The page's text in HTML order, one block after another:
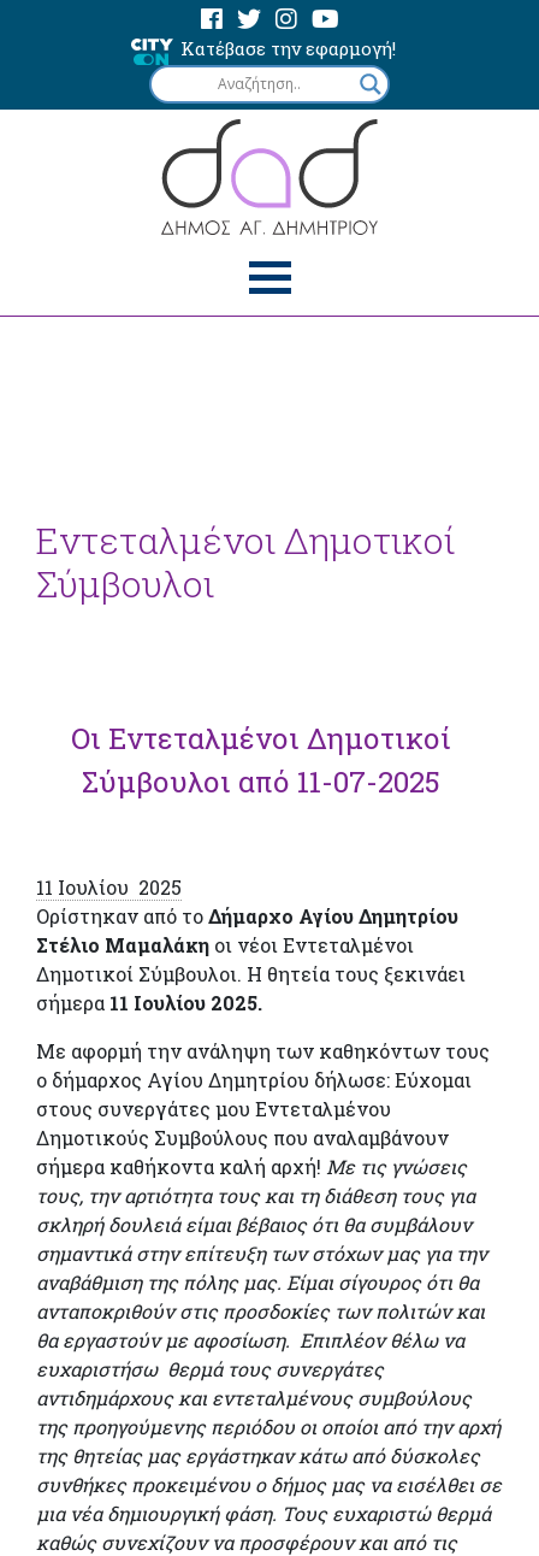
Κατέβασε την εφαρμογή!
Εντεταλμένοι Δημοτικοί
Σύμβουλοι
Οι Εντεταλμένοι Δημοτικοί
Σύμβουλοι από 11-07-2025
11 Ιουλίου 2025
Ορίστηκαν από τοΔήμαρχο Αγίου Δημητρίου
Στέλιο Μαμαλάκη οι νέοι Εντεταλμένοι
Δημοτικοί Σύμβουλοι. Η θητεία τους ξεκινάει
σήμερα 11 Ιουλίου 2025.
Με αφορμή την ανάληψη των καθηκόντων τους
ο δήμαρχος Αγίου Δημητρίου δήλωσε: Εύχομαι
στους συνεργάτες μου Εντεταλμένου
Δημοτικούς Συμβούλους που αναλαμβάνουν
σήμερα καθήκοντα καλή αρχή! Με τις γνώσεις
τους, την αρτιότητα τους και τη διάθεση τους για
σκληρή δουλειά είμαι βέβαιος ότι θα συμβάλουν
σημαντικά στην επίτευξη των στόχων μας για την
αναβάθμιση της πόλης μας. Είμαι σίγουρος ότι θα
ανταποκριθούν στις προσδοκίες των πολιτών και
θα εργαστούν με αφοσίωση. Επιπλέον θέλω να
ευχαριστήσω θερμά τους συνεργάτες
αντιδημάρχους και εντεταλμένους συμβούλους
της προηγούμενης περιόδου οι οποίοι από την αρχή
της θητείας μας εργάστηκαν κάτω από δύσκολες
συνθήκες προκειμένου ο δήμος μας να εισέλθει σε
μια νέα δημιουργική φάση. Τους ευχαριστώ θερμά
καθώς συνεχίζουν να προσφέρουν και από τις